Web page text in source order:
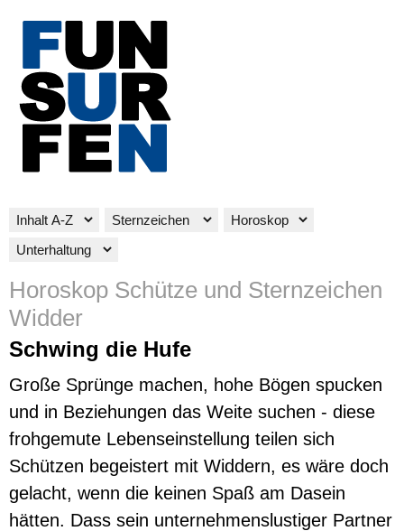
Horoskop Schütze und Sternzeichen
Widder
Schwing die Hufe
Große Sprünge machen, hohe Bögen spucken
und in Beziehungen das Weite suchen - diese
frohgemute Lebenseinstellung teilen sich
Schützen begeistert mit Widdern, es wäre doch
gelacht, wenn die keinen Spaß am Dasein
hätten. Dass sein unternehmenslustiger Partner